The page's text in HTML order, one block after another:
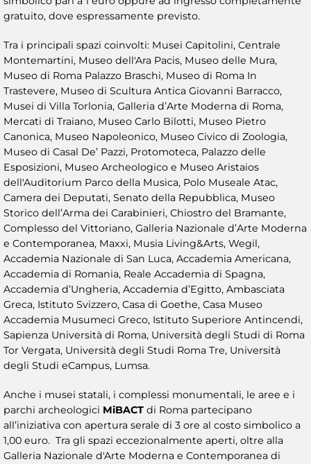
gratuito, dove espressamente previsto.
Tra i principali spazi coinvolti: Musei Capitolini, Centrale
Montemartini, Museo dell'Ara Pacis, Museo delle Mura,
Museo di Roma Palazzo Braschi, Museo di Roma In
Trastevere, Museo di Scultura Antica Giovanni Barracco,
Musei di Villa Torlonia, Galleria d’Arte Moderna di Roma,
Mercati di Traiano, Museo Carlo Bilotti, Museo Pietro
Canonica, Museo Napoleonico, Museo Civico di Zoologia,
Museo di Casal De’ Pazzi, Protomoteca, Palazzo delle
Esposizioni, Museo Archeologico e Museo Aristaios
dell'Auditorium Parco della Musica, Polo Museale Atac,
Camera dei Deputati, Senato della Repubblica, Museo
Storico dell’Arma dei Carabinieri, Chiostro del Bramante,
Complesso del Vittoriano, Galleria Nazionale d’Arte Moderna
e Contemporanea, Maxxi, Musia Living&Arts, Wegil,
Accademia Nazionale di San Luca, Accademia Americana,
Accademia di Romania, Reale Accademia di Spagna,
Accademia d’Ungheria, Accademia d’Egitto, Ambasciata
Greca, Istituto Svizzero, Casa di Goethe, Casa Museo
Accademia Musumeci Greco, Istituto Superiore Antincendi,
Sapienza Università di Roma, Università degli Studi di Roma
Tor Vergata, Università degli Studi Roma Tre, Università
degli Studi eCampus, Lumsa.
Anche i musei statali, i complessi monumentali, le aree e i
parchi archeologici MiBACT di Roma partecipano
all’iniziativa con apertura serale di 3 ore al costo simbolico a
1,00 euro. Tra gli spazi eccezionalmente aperti, oltre alla
Galleria Nazionale d'Arte Moderna e Contemporanea di